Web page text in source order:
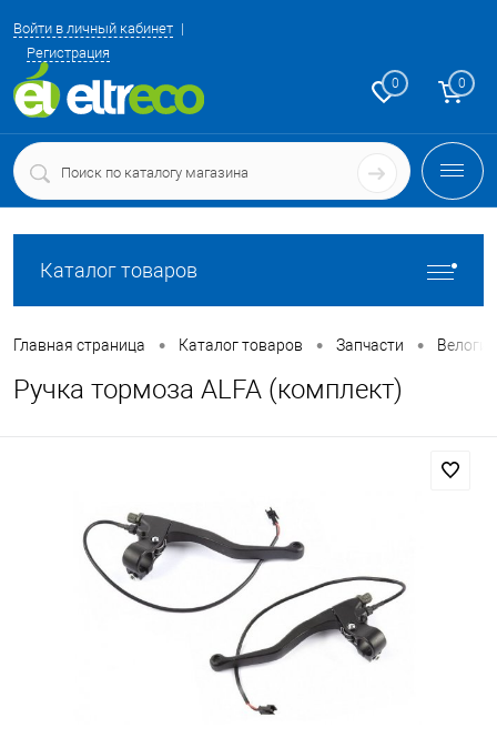
Войти в личный кабинет
Регистрация
0 0
Каталог товаров
Главная страница • Каталог товаров • Запчасти •
Ручка тормоза ALFA (комплект)